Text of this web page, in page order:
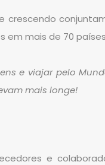
crescendo
mais de 70
e viajar pelo
mais longe!
e